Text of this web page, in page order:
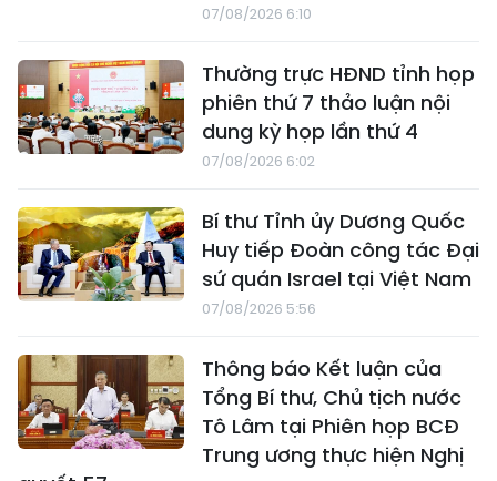
07/08/2026 6:10
Thường trực HĐND tỉnh họp
phiên thứ 7 thảo luận nội
dung kỳ họp lần thứ 4
07/08/2026 6:02
Bí thư Tỉnh ủy Dương Quốc
Huy tiếp Đoàn công tác Đại
sứ quán Israel tại Việt Nam
07/08/2026 5:56
Thông báo Kết luận của
Tổng Bí thư, Chủ tịch nước
Tô Lâm tại Phiên họp BCĐ
Trung ương thực hiện Nghị